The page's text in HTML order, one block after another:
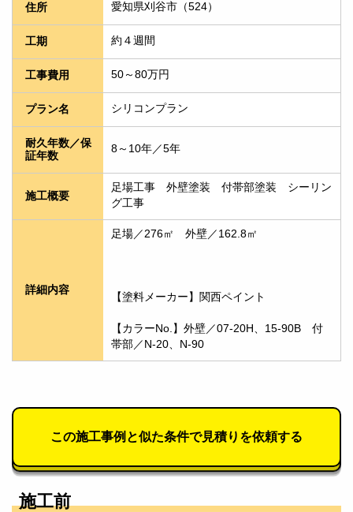
住所 愛知県刈谷市（524）
工期 約４週間
工事費用 50～80万円
プラン名 シリコンプラン
耐久年数／保
証年数
8～10年／5年
施工概要
足場工事　外壁塗装　付帯部塗装　シーリン
グ工事
詳細内容
足場／276㎡　外壁／162.8㎡
【塗料メーカー】関西ペイント
【カラーNo.】外壁／07-20H、15-90B　付
帯部／N-20、N-90
この施工事例と似た条件で見積りを依頼する
施工前